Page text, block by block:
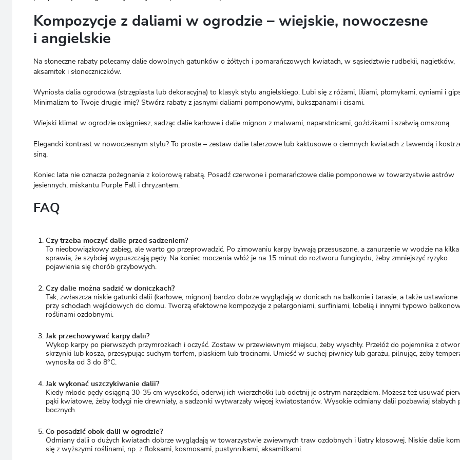
Kompozycje z daliami w ogrodzie – wiejskie, nowoczesne
i angielskie
Na słoneczne rabaty polecamy dalie dowolnych gatunków o żółtych i pomarańczowych kwiatach, w sąsiedztwie rudbekii, nagietków,
aksamitek i słoneczniczków.
Wyniosła dalia ogrodowa (strzępiasta lub dekoracyjna) to klasyk stylu angielskiego. Lubi się z różami, liliami, płomykami, cyniami i
Minimalizm to Twoje drugie imię? Stwórz rabaty z jasnymi daliami pomponowymi, bukszpanami i cisami.
Wiejski klimat w ogrodzie osiągniesz, sadząc dalie karłowe i dalie mignon z malwami, naparstnicami, goździkami i szałwią omszoną.
Elegancki kontrast w nowoczesnym stylu? To proste – zestaw dalie talerzowe lub kaktusowe o ciemnych kwiatach z lawendą i
siną.
Koniec lata nie oznacza pożegnania z kolorową rabatą. Posadź czerwone i pomarańczowe dalie pomponowe w towarzystwie astrów
jesiennych, miskantu Purple Fall i chryzantem.
FAQ
Czy trzeba moczyć dalie przed sadzeniem?
To nieobowiązkowy zabieg, ale warto go przeprowadzić. Po zimowaniu karpy bywają przesuszone, a zanurzenie w wodzie na
sprawia, że szybciej wypuszczają pędy. Na koniec moczenia włóż je na 15 minut do roztworu fungicydu, żeby zmniejszyć ryzyko
pojawienia się chorób grzybowych.
Czy dalie można sadzić w doniczkach?
Tak, zwłaszcza niskie gatunki dalii (karłowe, mignon) bardzo dobrze wyglądają w donicach na balkonie i tarasie, a także ustawione
przy schodach wejściowych do domu. Tworzą efektowne kompozycje z pelargoniami, surfiniami, lobelią i innymi typowo
roślinami ozdobnymi.
Jak przechowywać karpy dalii?
Wykop karpy po pierwszych przymrozkach i oczyść. Zostaw w przewiewnym miejscu, żeby wyschły. Przełóż do pojemnika z
skrzynki lub kosza, przesypując suchym torfem, piaskiem lub trocinami. Umieść w suchej piwnicy lub garażu, pilnując, żeby
wynosiła od 3 do 8°C.
Jak wykonać uszczykiwanie dalii?
Kiedy młode pędy osiągną 30-35 cm wysokości, oderwij ich wierzchołki lub odetnij je ostrym narzędziem. Możesz też usuwać
pąki kwiatowe, żeby łodygi nie drewniały, a sadzonki wytwarzały więcej kwiatostanów. Wysokie odmiany dalii pozbawiaj słabych
bocznych.
Co posadzić obok dalii w ogrodzie?
Odmiany dalii o dużych kwiatach dobrze wyglądają w towarzystwie zwiewnych traw ozdobnych i liatry kłosowej. Niskie dalie
się z wyższymi roślinami, np. z floksami, kosmosami, pustynnikami, aksamitkami.